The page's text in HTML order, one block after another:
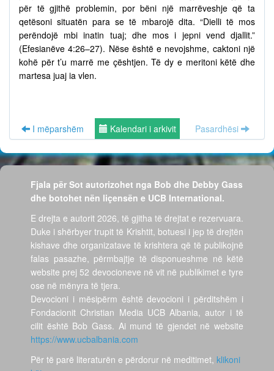
për të gjithë problemin, por bëni një marrëveshje që ta
qetësoni situatën para se të mbarojë dita. “Dielli të mos
perëndojë mbi inatin tuaj; dhe mos i jepni vend djallit.”
(Efesianëve 4:26–27). Nëse është e nevojshme, caktoni një
kohë për t’u marrë me çështjen. Të dy e meritoni këtë dhe
martesa juaj ia vlen.
I mëparshëm Kalendari i arkivit Pasardhësi
Fjala për Sot autorizohet nga Bob dhe Debby Gass
dhe botohet nën liçensën e UCB International.
E drejta e autorit 2026, të gjitha të drejtat e rezervuara.
Duke i shërbyer trupit të Krishtit, botuesi i jep të drejtën
kishave dhe organizatave të krishtera që të publikojnë
falas pasazhe, përmbajtje të disponueshme në këtë
website prej 52 devocioneve në vit në publikimet e tyre
ose në mënyra të tjera.
Devocioni i mësipërm është devocioni i përditshëm i
Fondacionit Christian Media UCB Albania, autor i të
cilit është Bob Gass. Ai mund të gjendet në website
https://www.ucbalbania.com
Për të parë literaturën e përdorur në meditimet, klikoni